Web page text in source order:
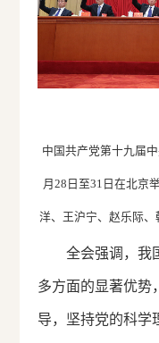
中国共产党第十九届
月28日至31日在北京
洋、王沪宁、赵乐际
全会强调，我国
多方面的显著优势
导，坚持党的科学